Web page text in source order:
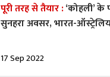
पूरी तरह से तैयार :‘कोहली’ के
सुनहरा अवसर, भारत-
17 Sep 2022